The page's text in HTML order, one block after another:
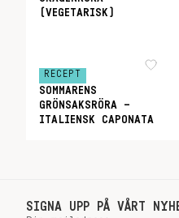
(VEGETARISK)
RECEPT
SOMMARENS
GRÖNSAKSRÖRA –
ITALIENSK CAPONATA
SIGNA UPP PÅ VÅRT